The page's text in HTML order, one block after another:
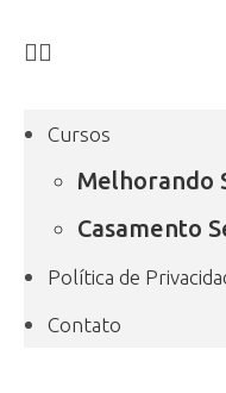
Cursos
Melhorando
Casamento
Política de
Contato